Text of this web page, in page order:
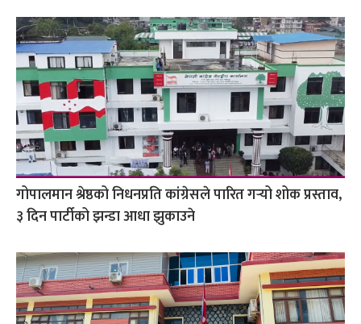
गोपालमान श्रेष्ठको निधनप्रति कांग्रेसले पारित गर्‍यो शोक प्रस्ताव,
३ दिन पार्टीको झन्डा आधा झुकाउने